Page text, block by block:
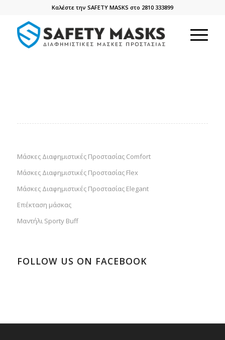
Καλέστε την SAFETY MASKS στο 2810 333899
Μάσκες Διαφημιστικές Προστασίας Comfort
Μάσκες Διαφημιστικές Προστασίας Flex
Μάσκες Διαφημιστικές Προστασίας Elegant
Επέκταση μάσκας
Μαντήλι Sporty Buff
FOLLOW US ON FACEBOOK